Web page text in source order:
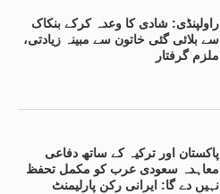
راولپنڈی: شادی کا وعدہ کرکے بنکاک
سے بلائی گئی خاتون سے مبینہ زیادتی،
ملزم گرفتار
پاکستان اور ترکیہ کے ساتھ دفاعی
معاہدہ سعودی عرب کو مکمل تحفظ
نہیں دے گا: ایرانی رکن پارلیمنٹ